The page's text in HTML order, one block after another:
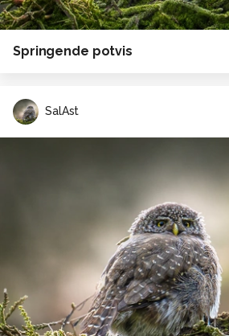
Springende potvis
SalAst